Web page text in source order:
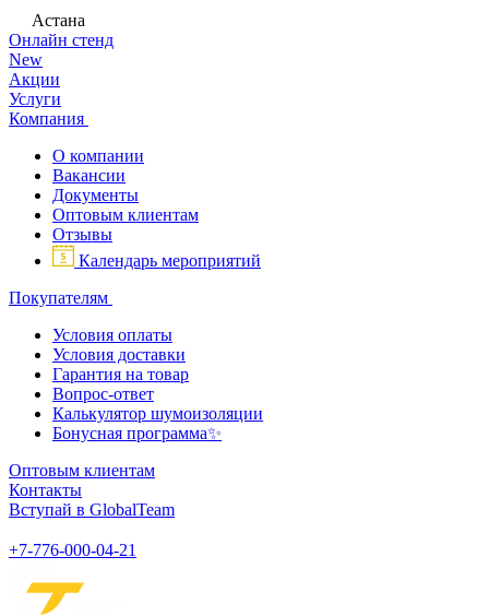
Астана
Онлайн стенд
New
Акции
Услуги
Компания
О компании
Вакансии
Документы
Оптовым клиентам
Отзывы
Календарь мероприятий
Покупателям
Условия оплаты
Условия доставки
Гарантия на товар
Вопрос-ответ
Калькулятор шумоизоляции
Бонусная программа✨
Оптовым клиентам
Контакты
Вступай в GlobalTeam
+7-776-000-04-21